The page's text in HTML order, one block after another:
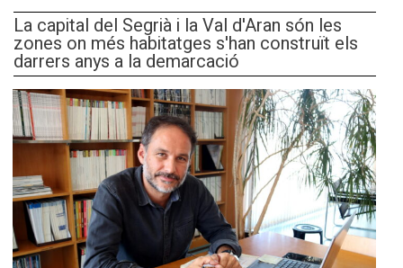
La capital del Segrià i la Val d'Aran són les
zones on més habitatges s'han construït els
darrers anys a la demarcació